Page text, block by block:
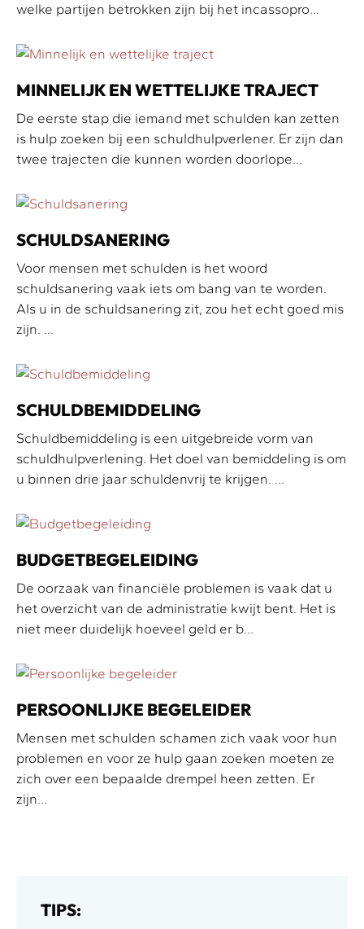
welke partijen betrokken zijn bij het incassopro...
MINNELIJK EN WETTELIJKE TRAJECT
De eerste stap die iemand met schulden kan zetten
is hulp zoeken bij een schuldhulpverlener. Er zijn dan
twee trajecten die kunnen worden doorlope...
SCHULDSANERING
Voor mensen met schulden is het woord
schuldsanering vaak iets om bang van te worden.
Als u in de schuldsanering zit, zou het echt goed mis
zijn. ...
SCHULDBEMIDDELING
Schuldbemiddeling is een uitgebreide vorm van
schuldhulpverlening. Het doel van bemiddeling is om
u binnen drie jaar schuldenvrij te krijgen. ...
BUDGETBEGELEIDING
De oorzaak van financiële problemen is vaak dat u
het overzicht van de administratie kwijt bent. Het is
niet meer duidelijk hoeveel geld er b...
PERSOONLIJKE BEGELEIDER
Mensen met schulden schamen zich vaak voor hun
problemen en voor ze hulp gaan zoeken moeten ze
zich over een bepaalde drempel heen zetten. Er
zijn...
TIPS: